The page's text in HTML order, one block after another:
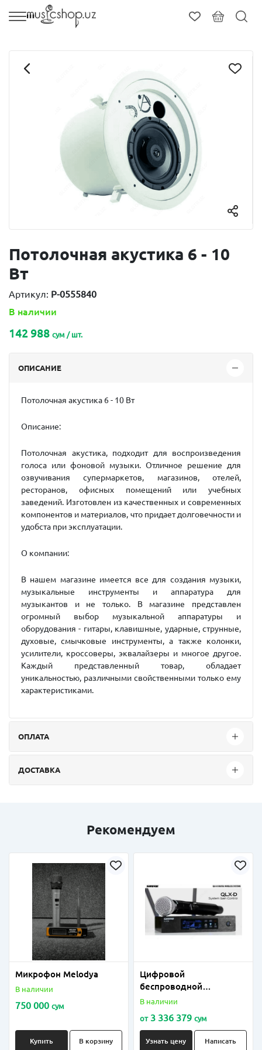
Потолочная акустика 6 - 10
Вт
Артикул: P-0555840
В наличии
142 988 сум / шт.
ОПИСАНИЕ
Потолочная акустика 6 - 10 Вт
Описание:
Потолочная акустика, подходит для воспроизведения
голоса или фоновой музыки. Отличное решение для
озвучивания супермаркетов, магазинов, отелей,
ресторанов, офисных помещений или учебных
заведений. Изготовлен из качественных и современных
компонентов и материалов, что придает долговечности и
удобста при эксплуатации.
О компании:
В нашем магазине имеется все для создания музыки,
музыкальные инструменты и аппаратура для
музыкантов и не только. В магазине представлен
огромный выбор музыкальной аппаратуры и
оборудования - гитары, клавишные, ударные, струнные,
духовые, смычковые инструменты, а также колонки,
усилители, кроссоверы, эквалайзеры и многое другое.
Каждый представленный товар, обладает
уникальностью, различными свойственными только ему
характеристиками.
ОПЛАТА
ДОСТАВКА
Рекомендуем
Микрофон Melodya
В наличии
750 000 сум
Купить В корзину
Цифровой
беспроводной
приемник QLX-D4
В наличии
от3 336 379 сум
Узнать цену Написать